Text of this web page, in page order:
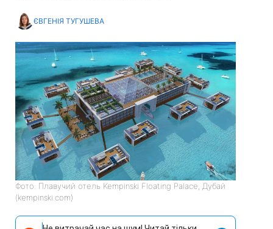
ЄВГЕНІЯ ТУГУШЕВА
Фото: Плавучий отель Kempinski Floating Palace, Дубай
(kempinski.com)